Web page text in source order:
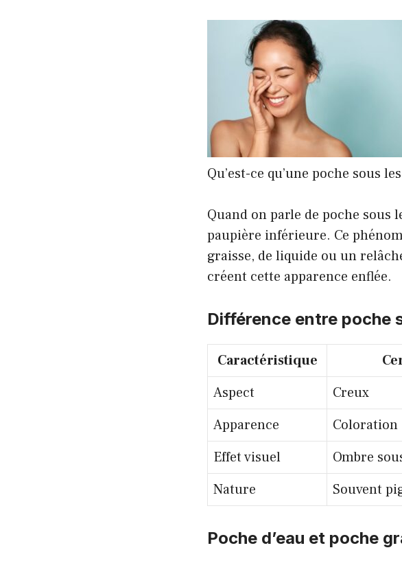
Qu’est-ce qu’une poche sous
Quand on parle de poche sous
paupière inférieure. Ce
graisse, de liquide ou un
créent cette apparence enflée.
Différence entre poche
Caractéristique
Aspect
Creux
Apparence
Coloration
Effet visuel
Ombre
Nature
Souvent
Poche d’eau et poche